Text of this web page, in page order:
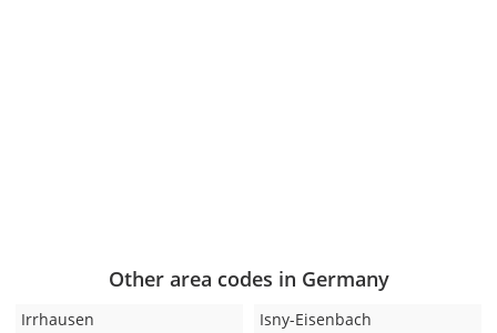
Other area codes in Germany
Irrhausen Isny-Eisenbach